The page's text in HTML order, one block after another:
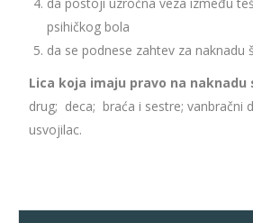
psihičkog bola
da se podnese zahtev za naknadu
Lica koja imaju pravo na naknadu
drug; deca; braća i sestre; vanbračni
usvojilac.